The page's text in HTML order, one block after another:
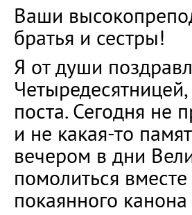
Ваши
братья и сестры!
Я от души
поста. Сегодня не
и не какая-то
вечером в дни
помолиться
покаянного